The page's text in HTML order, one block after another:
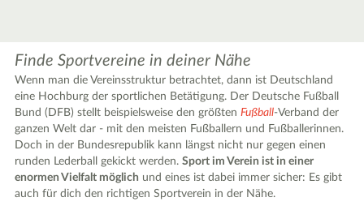
Finde Sportvereine in deiner Nähe
Wenn man die Vereinsstruktur betrachtet, dann ist Deutschland
eine Hochburg der sportlichen Betätigung. Der Deutsche Fußball
Bund (DFB) stellt beispielsweise den größtenFußball-Verband der
ganzen Welt dar - mit den meisten Fußballern und Fußballerinnen.
Doch in der Bundesrepublik kann längst nicht nur gegen einen
runden Lederball gekickt werden.Sport im Verein ist in einer
enormen Vielfalt möglich und eines ist dabei immer sicher: Es gibt
auch für dich den richtigen Sportverein in der Nähe.